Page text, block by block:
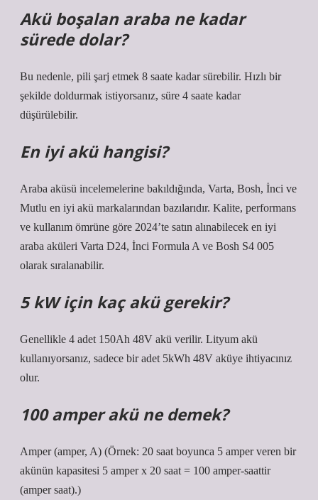
Akü boşalan araba ne kadar
sürede dolar?
Bu nedenle, pili şarj etmek 8 saate kadar sürebilir. Hızlı bir
şekilde doldurmak istiyorsanız, süre 4 saate kadar
düşürülebilir.
En iyi akü hangisi?
Araba aküsü incelemelerine bakıldığında, Varta, Bosh, İnci ve
Mutlu en iyi akü markalarından bazılarıdır. Kalite, performans
ve kullanım ömrüne göre 2024’te satın alınabilecek en iyi
araba aküleri Varta D24, İnci Formula A ve Bosh S4 005
olarak sıralanabilir.
5 kW için kaç akü gerekir?
Genellikle 4 adet 150Ah 48V akü verilir. Lityum akü
kullanıyorsanız, sadece bir adet 5kWh 48V aküye ihtiyacınız
olur.
100 amper akü ne demek?
Amper (amper, A) (Örnek: 20 saat boyunca 5 amper veren bir
akünün kapasitesi 5 amper x 20 saat = 100 amper-saattir
(amper saat).)